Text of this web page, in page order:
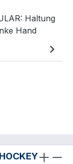
Haltung
Hand